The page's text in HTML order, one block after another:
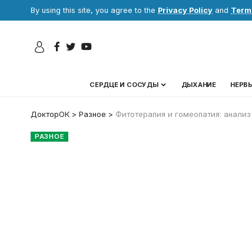
By using this site, you agree to the Privacy Policy and
СЕРДЦЕ И СОСУДЫ ДЫХАНИЕ
ДокторОК > Разное > Фитотерапия и гомеопатия:
РАЗНОЕ